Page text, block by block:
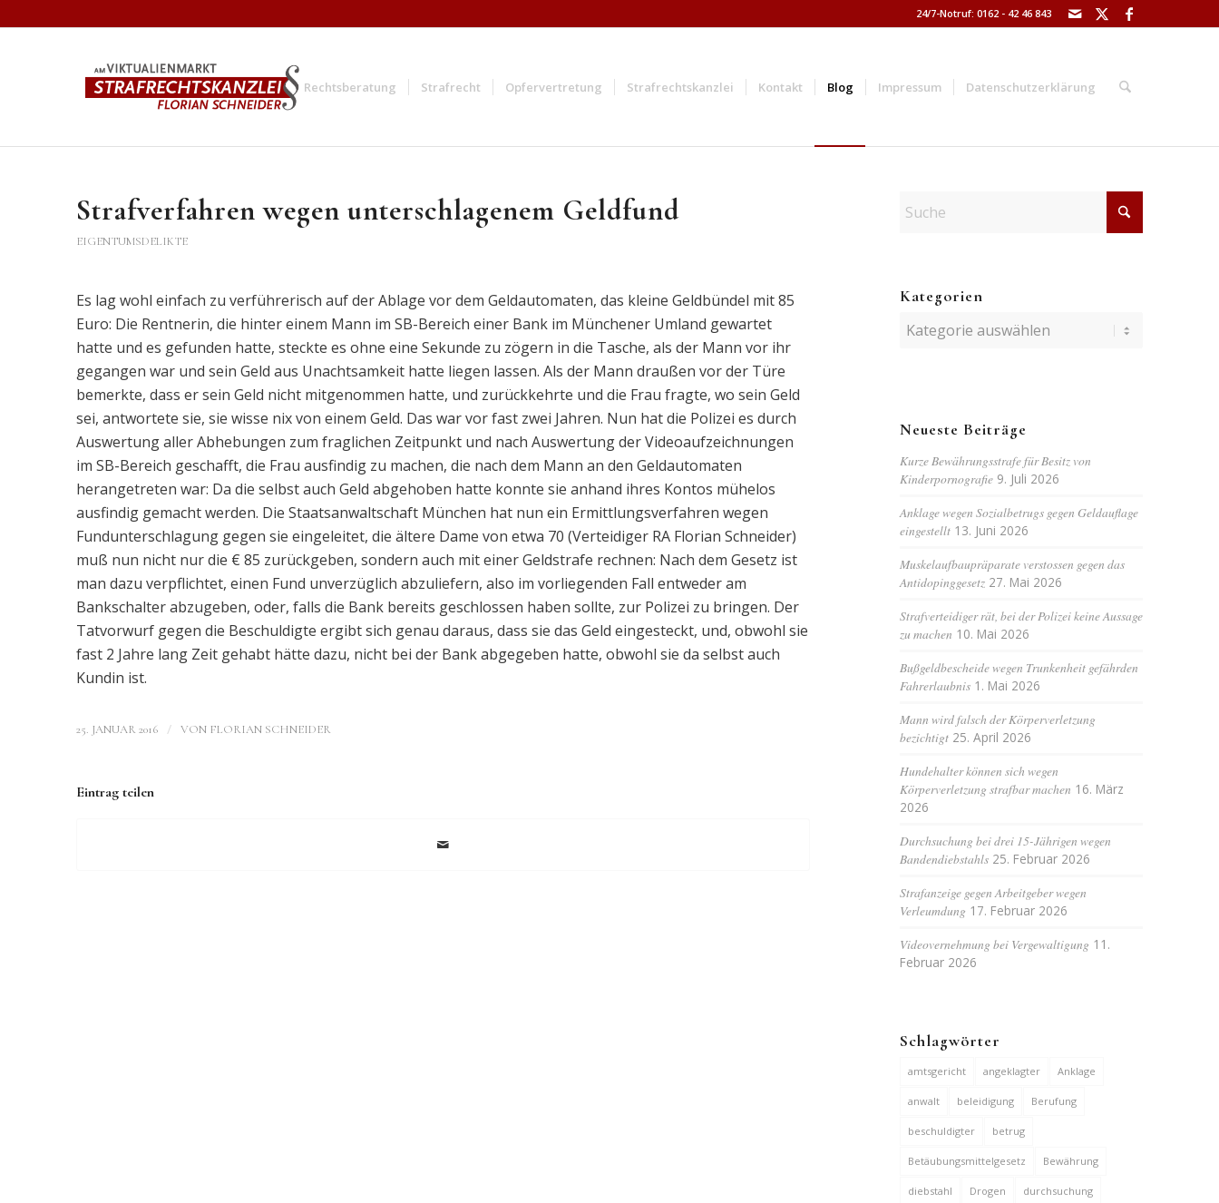
24/7-Notruf: 0162 - 42 46 843
Rechtsberatung Strafrecht Opfervertretung Strafrechtskanzlei Kontakt Blog Impressum Datenschutzerklärung
Strafverfahren wegen unterschlagenem Geldfund
EIGENTUMSDELIKTE
Es lag wohl einfach zu verführerisch auf der Ablage vor dem Geldautomaten, das kleine Geldbündel mit 85
Euro: Die Rentnerin, die hinter einem Mann im SB-Bereich einer Bank im Münchener Umland gewartet
hatte und es gefunden hatte, steckte es ohne eine Sekunde zu zögern in die Tasche, als der Mann vor ihr
gegangen war und sein Geld aus Unachtsamkeit hatte liegen lassen. Als der Mann draußen vor der Türe
bemerkte, dass er sein Geld nicht mitgenommen hatte, und zurückkehrte und die Frau fragte, wo sein Geld
sei, antwortete sie, sie wisse nix von einem Geld. Das war vor fast zwei Jahren. Nun hat die Polizei es durch
Auswertung aller Abhebungen zum fraglichen Zeitpunkt und nach Auswertung der Videoaufzeichnungen
im SB-Bereich geschafft, die Frau ausfindig zu machen, die nach dem Mann an den Geldautomaten
herangetreten war: Da die selbst auch Geld abgehoben hatte konnte sie anhand ihres Kontos mühelos
ausfindig gemacht werden. Die Staatsanwaltschaft München hat nun ein Ermittlungsverfahren wegen
Fundunterschlagung gegen sie eingeleitet, die ältere Dame von etwa 70 (Verteidiger RA Florian Schneider)
muß nun nicht nur die € 85 zurückgeben, sondern auch mit einer Geldstrafe rechnen: Nach dem Gesetz ist
man dazu verpflichtet, einen Fund unverzüglich abzuliefern, also im vorliegenden Fall entweder am
Bankschalter abzugeben, oder, falls die Bank bereits geschlossen haben sollte, zur Polizei zu bringen. Der
Tatvorwurf gegen die Beschuldigte ergibt sich genau daraus, dass sie das Geld eingesteckt, und, obwohl sie
fast 2 Jahre lang Zeit gehabt hätte dazu, nicht bei der Bank abgegeben hatte, obwohl sie da selbst auch
Kundin ist.
25. JANUAR 2016 / VON FLORIAN SCHNEIDER
Eintrag teilen
Kategorien
Kategorien
Neueste Beiträge
Kurze Bewährungsstrafe für Besitz von
Kinderpornografie 9. Juli 2026
Anklage wegen Sozialbetrugs gegen Geldauflage
eingestellt 13. Juni 2026
Muskelaufbaupräparate verstossen gegen das
Antidopinggesetz 27. Mai 2026
Strafverteidiger rät, bei der Polizei keine Aussage
zu machen 10. Mai 2026
Bußgeldbescheide wegen Trunkenheit gefährden
Fahrerlaubnis 1. Mai 2026
Mann wird falsch der Körperverletzung
bezichtigt 25. April 2026
Hundehalter können sich wegen
Körperverletzung strafbar machen 16. März
2026
Durchsuchung bei drei 15-Jährigen wegen
Bandendiebstahls 25. Februar 2026
Strafanzeige gegen Arbeitgeber wegen
Verleumdung 17. Februar 2026
Videovernehmung bei Vergewaltigung 11.
Februar 2026
Schlagwörter
amtsgericht angeklagter Anklage
anwalt beleidigung Berufung
beschuldigter betrug
Betäubungsmittelgesetz Bewährung
diebstahl Drogen durchsuchung